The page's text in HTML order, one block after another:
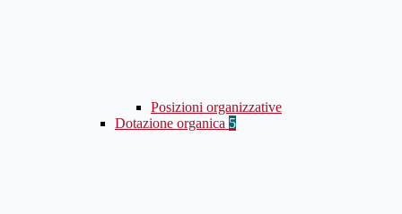
Posizioni organizzative
Dotazione organica 5